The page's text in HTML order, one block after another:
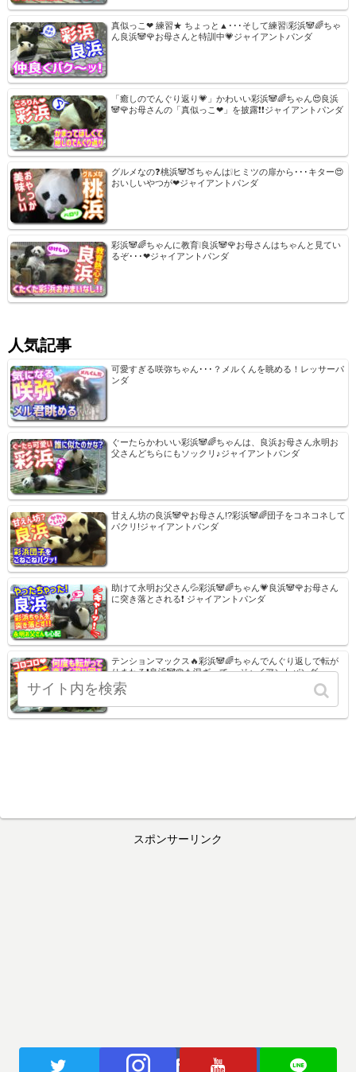
真似っこ❤ 練習★ ちょっと▲･･･そして練習❕彩浜🐼🌈ちゃ
ん良浜🐼🌹お母さんと特訓中💗ジャイアントパンダ
「癒しのでんぐり返り💗」かわいい彩浜🐼🌈ちゃん😍良浜
🐼🌹お母さんの「真似っこ❤」を披露❗❗ジャイアントパンダ
グルメなの❓桃浜🐼🍑ちゃんは❕ヒミツの扉から･･･キター😍
おいしいやつが❤ジャイアントパンダ
彩浜🐼🌈ちゃんに教育❕良浜🐼🌹お母さんはちゃんと見てい
るぞ･･･❤ジャイアントパンダ
人気記事
可愛すぎる咲弥ちゃん･･･？メルくんを眺める！レッサーパ
ンダ
ぐーたらかわいい彩浜🐼🌈ちゃんは、良浜お母さん永明お
父さんどちらにもソックリ♪ジャイアントパンダ
甘えん坊の良浜🐼🌹お母さん!?彩浜🐼🌈団子をコネコネして
パクリ!ジャイアントパンダ
助けて永明お父さん💦彩浜🐼🌈ちゃん💗良浜🐼🌹お母さん
に突き落とされる❗ ジャイアントパンダ
テンションマックス🔥彩浜🐼🌈ちゃんでんぐり返しで転が
りまわる❗良浜🐼🌹も混ざって… ジャイアントパンダ
スポンサーリンク